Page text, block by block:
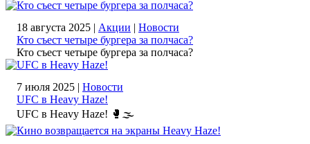
18 августа 2025 | Акции | Новости
Кто съест четыре бургера за полчаса?
Кто съест четыре бургера за полчаса?
7 июля 2025 | Новости
UFC в Heavy Haze!
UFC в Heavy Haze! 🥊🌫️